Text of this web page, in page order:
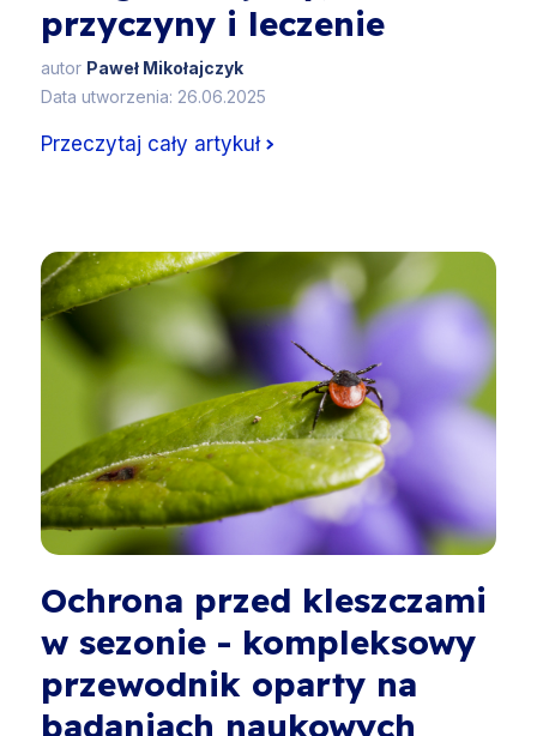
przyczyny i leczenie
autor Paweł Mikołajczyk
Data utworzenia: 26.06.2025
Przeczytaj cały artykuł
Ochrona przed kleszczami
w sezonie - kompleksowy
przewodnik oparty na
badaniach naukowych